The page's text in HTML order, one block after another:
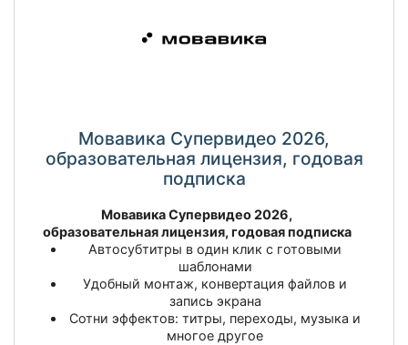
Мовавика Супервидео 2026,
образовательная лицензия, годовая
подписка
Мовавика Супервидео 2026,
образовательная лицензия, годовая подписка
Автосубтитры в один клик с готовыми
шаблонами
Удобный монтаж, конвертация файлов и
запись экрана
Сотни эффектов: титры, переходы, музыка и
многое другое